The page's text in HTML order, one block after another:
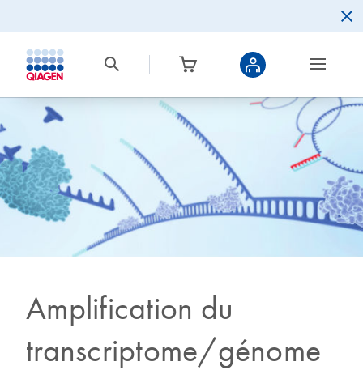
Amplification du
transcriptome/génome